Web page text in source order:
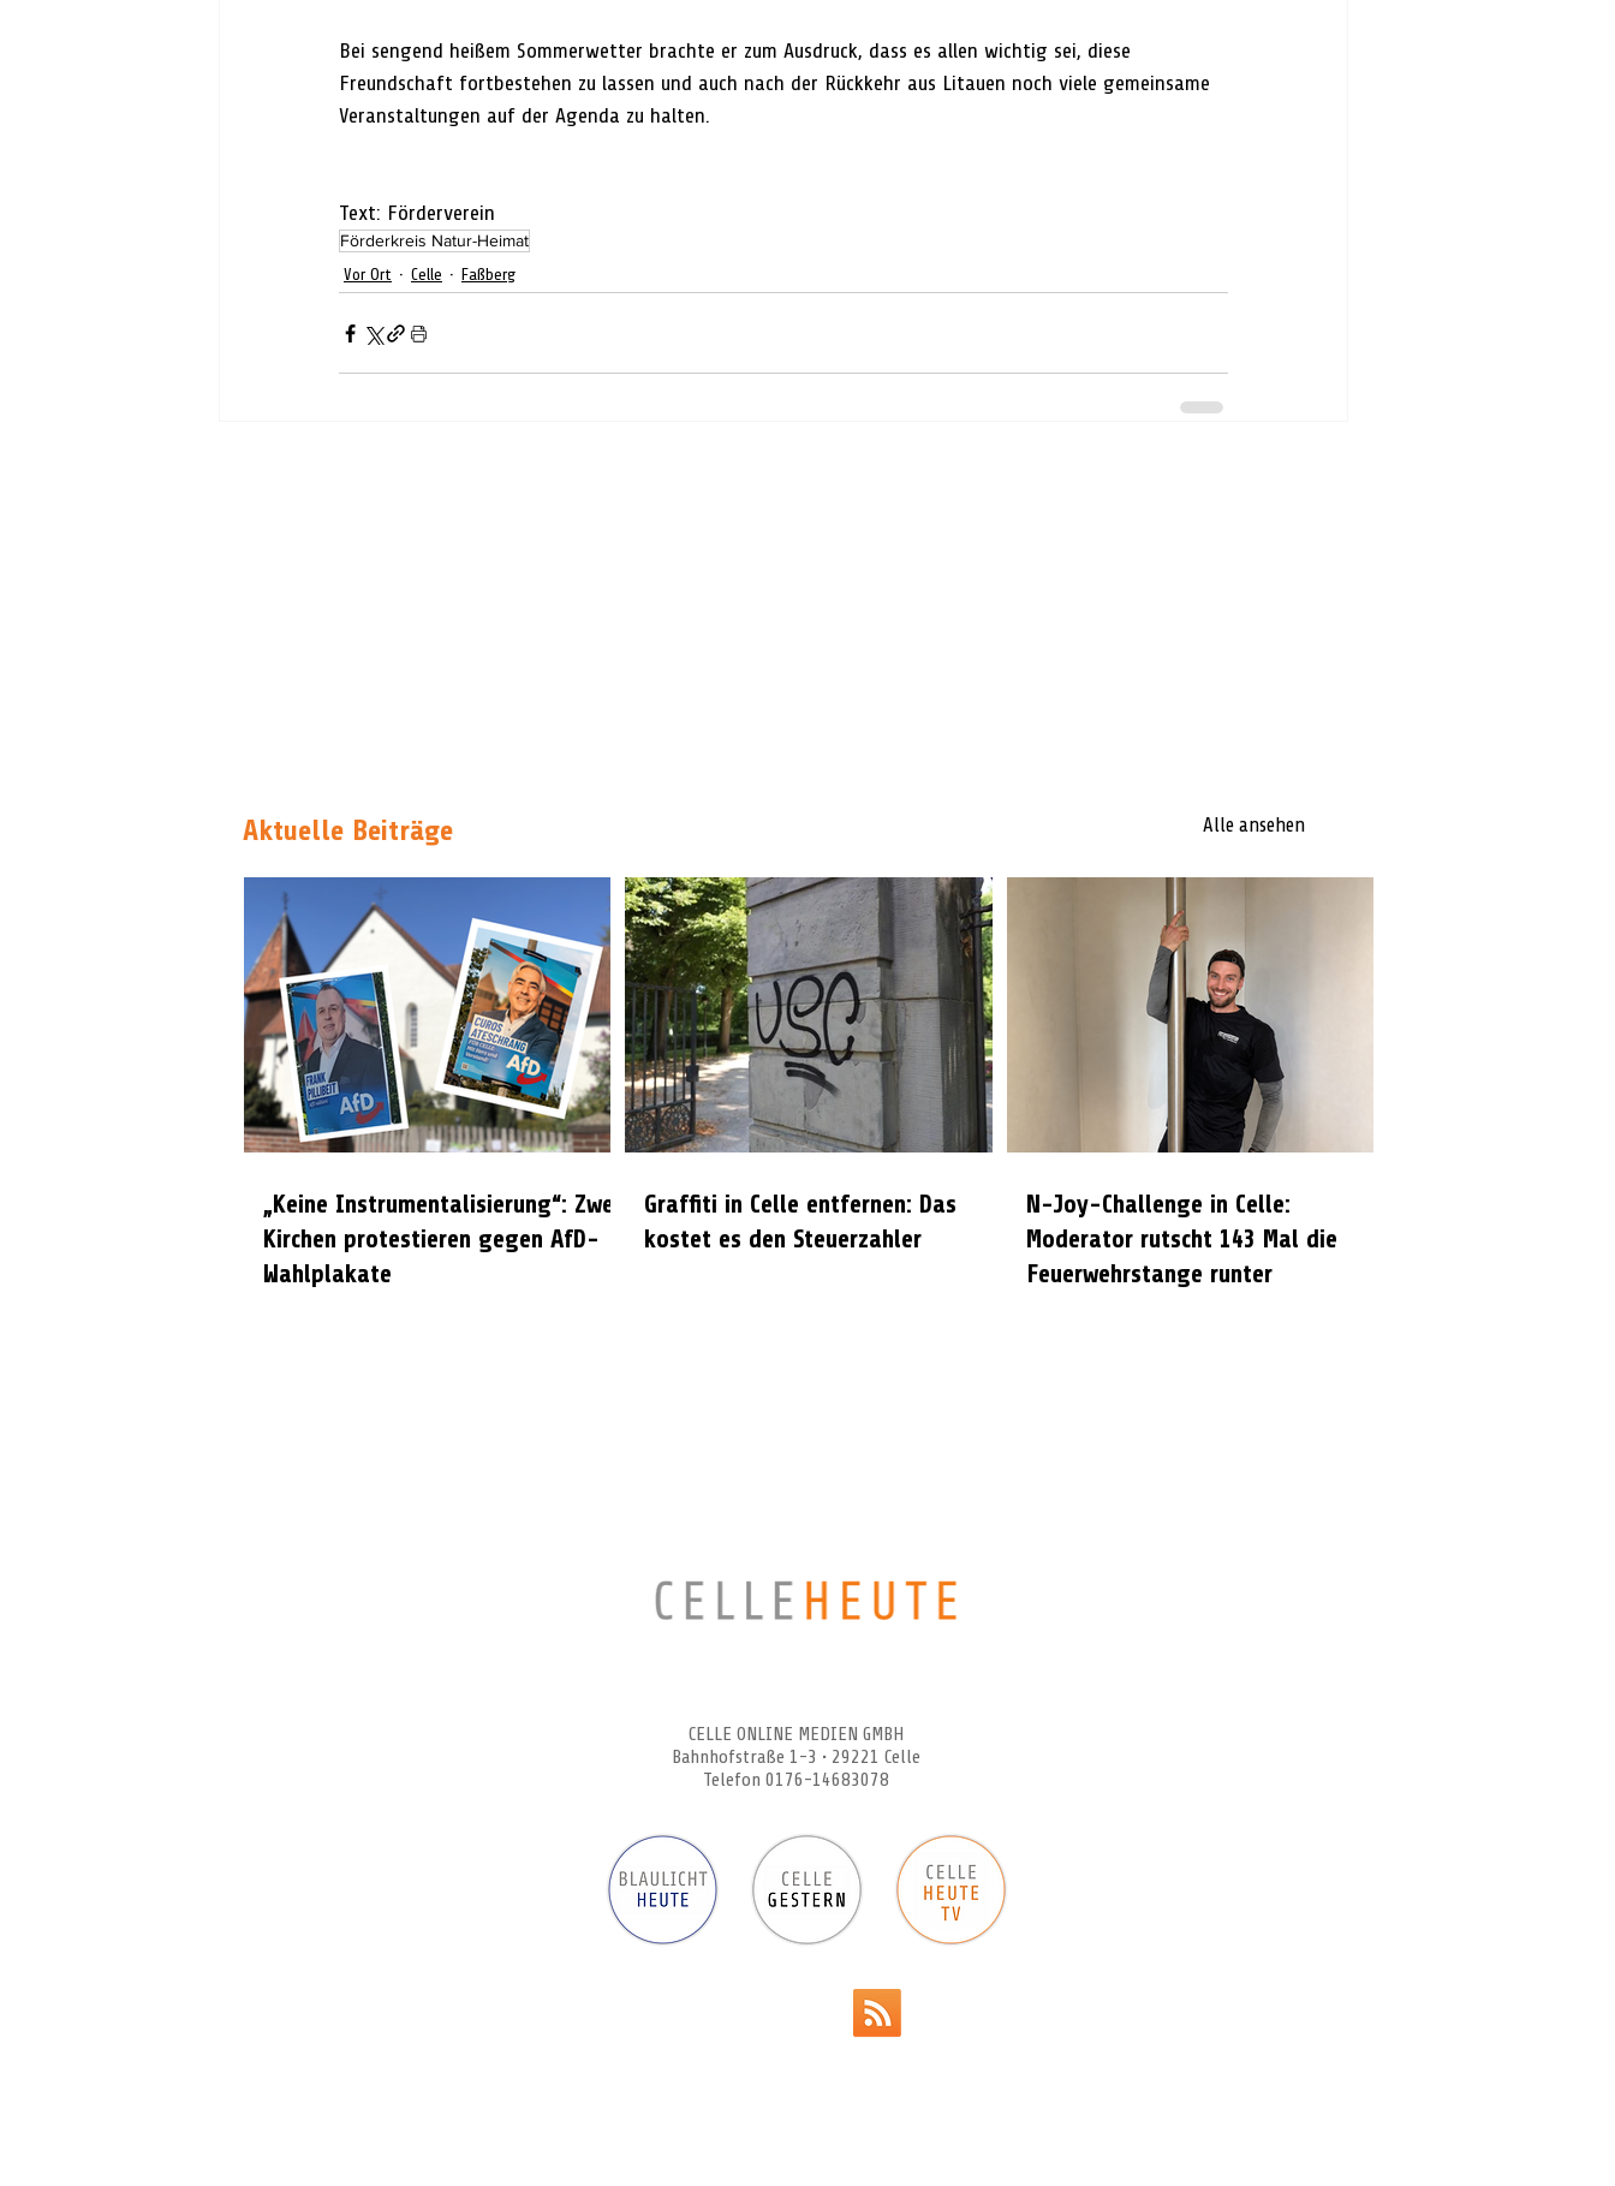
Bei sengend heißem Sommerwetter brachte er zum Ausdruck, dass es allen wichtig sei, diese
Freundschaft fortbestehen zu lassen und auch nach der Rückkehr aus Litauen noch viele gemeinsame
Veranstaltungen auf der Agenda zu halten.
Text: Förderverein
Förderkreis Natur-Heimat
Vor Ort Celle Faßberg
Aktuelle Beiträge Alle ansehen
„Keine Instrumentalisierung“: Zwei
Kirchen protestieren gegen AfD-
Wahlplakate
Graffiti in Celle entfernen: Das
kostet es den Steuerzahler
N-Joy-Challenge in Celle:
Moderator rutscht 143 Mal die
Feuerwehrstange runter
CELLE ONLINE MEDIEN GMBH
Bahnhofstraße 1-3 • 29221 Celle
Telefon 0176-14683078